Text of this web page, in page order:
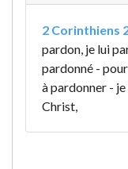
2 Corinthiens
pardon, je lui
pardonné -
à pardonner - je
Christ,